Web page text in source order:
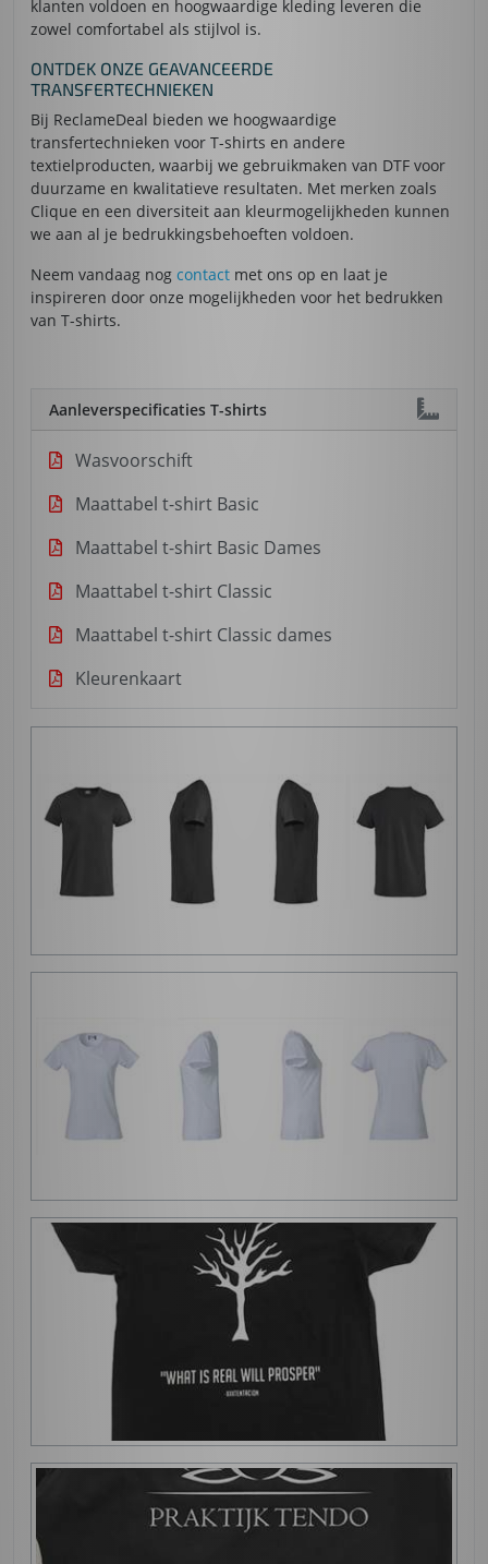
klanten voldoen en hoogwaardige kleding leveren die
zowel comfortabel als stijlvol is.
ONTDEK ONZE GEAVANCEERDE
TRANSFERTECHNIEKEN
Bij ReclameDeal bieden we hoogwaardige
transfertechnieken voor T-shirts en andere
textielproducten, waarbij we gebruikmaken van DTF voor
duurzame en kwalitatieve resultaten. Met merken zoals
Clique en een diversiteit aan kleurmogelijkheden kunnen
we aan al je bedrukkingsbehoeften voldoen.
Neem vandaag nog contact met ons op en laat je
inspireren door onze mogelijkheden voor het bedrukken
van T-shirts.
Aanleverspecificaties T-shirts
Wasvoorschift
Maattabel t-shirt Basic
Maattabel t-shirt Basic Dames
Maattabel t-shirt Classic
Maattabel t-shirt Classic dames
Kleurenkaart